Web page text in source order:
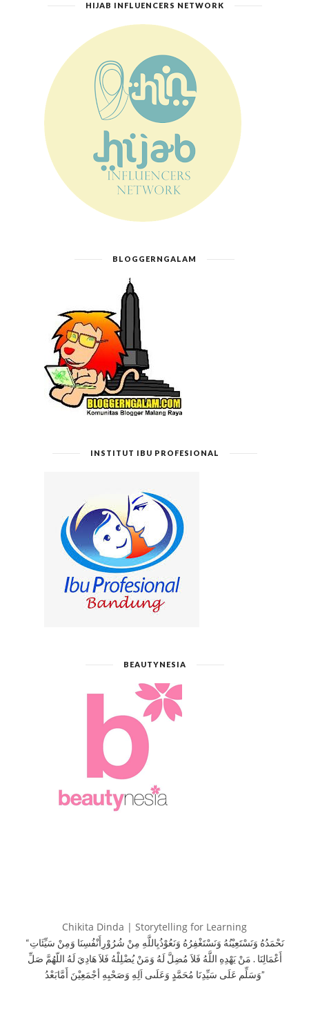
HIJAB INFLUENCERS NETWORK
BLOGGERNGALAM
INSTITUT IBU PROFESIONAL
BEAUTYNESIA
Chikita Dinda | Storytelling for Learning
“نَحْمَدُهُ وَنَسْتَعِيْنُهُ وَنَسْتَغْفِرُهُ وَنَعُوْذُبِاللَّهِ مِنْ شُرُوْرِأَنْفُسِنَا وَمِنْ سَيِّئَاتِ
أَعْمَالِنَا . مَنْ يَهْدِهِ اللَّهُ فَلاَ مُضِلَّ لَهُ وَمَنْ يُضْلِلْهُ فَلاَ هَادِيَ لَهُ اللّهُمَّ صَلِّ
وَسَلِّم عَلَى سَيِّدِنَا مُحَمَّدٍ وَعَلَىى اَلِهِ وَصَحْبِهِ أجْمَعِيْنَ أَمَّابَعْدُ”